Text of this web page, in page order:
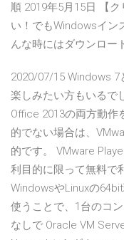
順 2019年5月15日 【
い！でもWindowsイン
んな時にはダウンロー
2020/07/15 Windows 7
楽しみたい方もいるで
Office 2013の両方動作
的でない場合は、
的です。 VMware
利目的に限って無料で
WindowsやLinuxの
使うことで、1台のコ
なしで Oracle VM